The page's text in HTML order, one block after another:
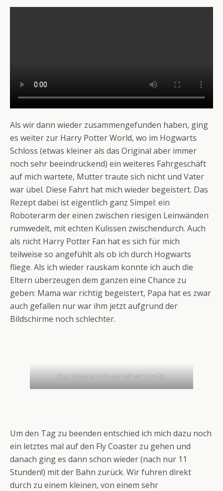
Als wir dann wieder zusammengefunden haben, ging
es weiter zur Harry Potter World, wo im Hogwarts
Schloss (etwas kleiner als das Original aber immer
noch sehr beeindruckend) ein weiteres Fahrgeschäft
auf mich wartete, Mutter traute sich nicht und Vater
war übel. Diese Fahrt hat mich wieder begeistert. Das
Rezept dabei ist eigentlich ganz Simpel: ein
Roboterarm der einen zwischen riesigen Leinwänden
rumwedelt, mit echten Kulissen zwischendurch. Auch
als nicht Harry Potter Fan hat es sich für mich
teilweise so angefühlt als ob ich durch Hogwarts
fliege. Als ich wieder rauskam konnte ich auch die
Eltern überzeugen dem ganzen eine Chance zu
geben: Mama war richtig begeistert, Papa hat es zwar
auch gefallen nur war ihm jetzt aufgrund der
Bildschirme noch schlechter.
Gut, dass es nicht so voll war heute!
Um den Tag zu beenden entschied ich mich dazu noch
ein letztes mal auf den Fly Coaster zu gehen und
danach ging es dann schon wieder (nach nur 11
Stunden!) mit der Bahn zurück. Wir fuhren direkt
durch zu einem kleinen, von einem sehr